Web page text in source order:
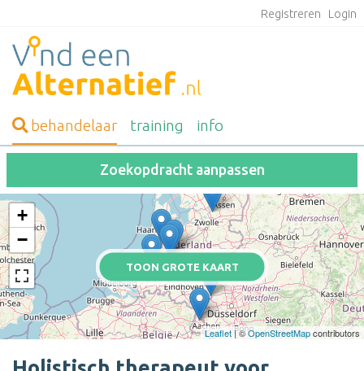
Registreren Login
behandelaar training info
Zoekopdracht aanpassen
TOON GROTE KAART
+
−
Leaflet| ©OpenStreetMapcontributors